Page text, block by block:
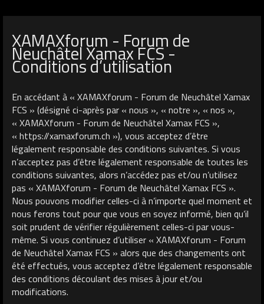
XAMAXforum - Forum de
Neuchâtel Xamax FCS -
Conditions d’utilisation
En accédant à « XAMAXforum - Forum de Neuchâtel Xamax
FCS » (désigné ci-après par « nous », « notre », « nos »,
« XAMAXforum - Forum de Neuchâtel Xamax FCS »,
« https://xamaxforum.ch »), vous acceptez d’être
légalement responsable des conditions suivantes. Si vous
n’acceptez pas d’être légalement responsable de toutes les
conditions suivantes, alors n’accédez pas et/ou n’utilisez
pas « XAMAXforum - Forum de Neuchâtel Xamax FCS ».
Nous pouvons modifier celles-ci à n’importe quel moment et
nous ferons tout pour que vous en soyez informé, bien qu’il
soit prudent de vérifier régulièrement celles-ci par vous-
même. Si vous continuez d’utiliser « XAMAXforum - Forum
de Neuchâtel Xamax FCS » alors que des changements ont
été effectués, vous acceptez d’être légalement responsable
des conditions découlant des mises à jour et/ou
modifications.